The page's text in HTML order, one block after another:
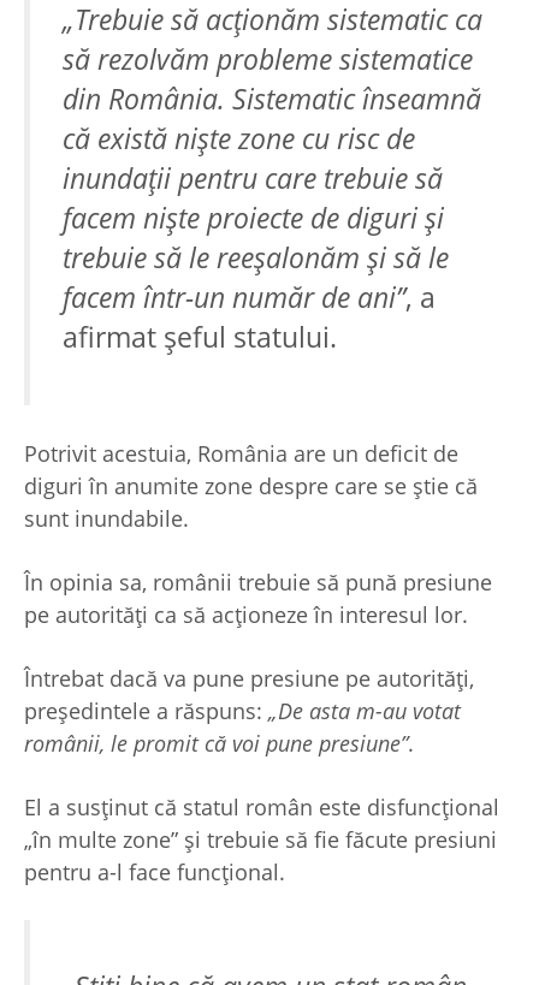
„Trebuie să acţionăm sistematic ca
să rezolvăm probleme sistematice
din România. Sistematic înseamnă
că există nişte zone cu risc de
inundaţii pentru care trebuie să
facem nişte proiecte de diguri şi
trebuie să le reeşalonăm şi să le
facem într-un număr de ani”, a
afirmat şeful statului.
Potrivit acestuia, România are un deficit de
diguri în anumite zone despre care se ştie că
sunt inundabile.
În opinia sa, românii trebuie să pună presiune
pe autorităţi ca să acţioneze în interesul lor.
Întrebat dacă va pune presiune pe autorităţi,
preşedintele a răspuns: „De asta m-au votat
românii, le promit că voi pune presiune”.
El a susţinut că statul român este disfuncţional
„în multe zone” şi trebuie să fie făcute presiuni
pentru a-l face funcţional.